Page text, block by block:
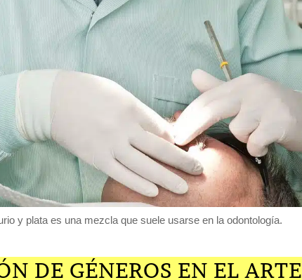
y plata es una mezcla que suele usarse en la odontología.
DE GÉNEROS EN EL ARTE